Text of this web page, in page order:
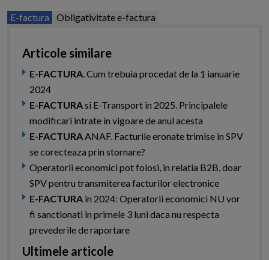
E-factura Obligativitate e-factura
Articole similare
E-FACTURA. Cum trebuia procedat de la 1 ianuarie
2024
E-FACTURAsi E-Transport in 2025. Principalele
modificari intrate in vigoare de anul acesta
E-FACTURAANAF. Facturile eronate trimise in SPV
se corecteaza prin stornare?
Operatorii economici pot folosi, in relatia B2B, doar
SPV pentru transmiterea facturilor electronice
E-FACTURA in 2024: Operatorii economici NU vor
fi sanctionati in primele 3 luni daca nu respecta
prevederile de raportare
Ultimele articole